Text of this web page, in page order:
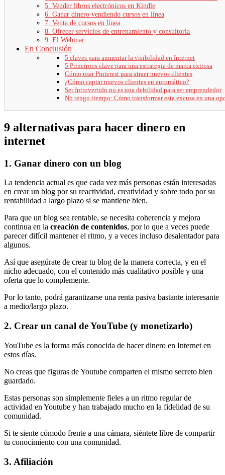
5. Vender libros electrónicos en Kindle
6. Ganar dinero vendiendo cursos en línea
7. Venta de cursos en línea
8. Ofrecer servicios de entrenamiento y consultoría
9. El Webinar
En Conclusión
5 claves para aumentar la visibilidad en Internet
5 Principios clave para una estrategia de marca exitosa
Cómo usar Pinterest para atraer nuevos clientes
¿Cómo captar nuevos clientes en automático?
Ser Introvertido no es una debilidad para ser emprendedor
No tengo tiempo: Cómo transformar esta excusa en una
9 alternativas para hacer dinero en
internet
1. Ganar dinero con un blog
La tendencia actual es que cada vez más personas están interesadas
en crear un blog por su reactividad, creatividad y sobre todo por su
rentabilidad a largo plazo si se mantiene bien.
Para que un blog sea rentable, se necesita coherencia y mejora
continua en la creación de contenidos, por lo que a veces puede
parecer difícil mantener el ritmo, y a veces incluso desalentador para
algunos.
Así que asegúrate de crear tu blog de la manera correcta, y en el
nicho adecuado, con el contenido más cualitativo posible y una
oferta que lo complemente.
Por lo tanto, podrá garantizarse una renta pasiva bastante interesante
a medio/largo plazo.
2. Crear un canal de YouTube (y monetizarlo)
YouTube es la forma más conocida de hacer dinero en Internet en
estos días.
No creas que figuras de Youtube comparten el mismo secreto bien
guardado.
Estas personas son simplemente fieles a un ritmo regular de
actividad en Youtube y han trabajado mucho en la fidelidad de su
comunidad.
Si te siente cómodo frente a una cámara, siéntete libre de compartir
tu conocimiento con una comunidad.
3. Afiliación